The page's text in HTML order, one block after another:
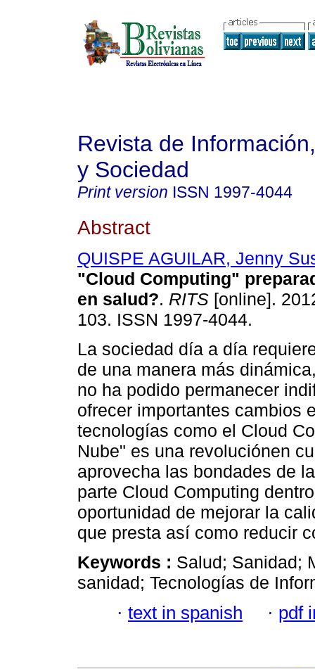
Revista de
y Sociedad
Print version ISSN 1997-4044
Abstract
QUISPE AGUILAR, Jenny
"Cloud Computing"
en salud?. RITS [online].
103. ISSN 1997-4044.
La sociedad día a día
de una manera más
no ha podido permanecer
ofrecer importantes cambios
tecnologías como el Cloud
Nube" es una revoluciónen
aprovecha las bondades de
parte Cloud Computing
oportunidad de mejorar la
que presta así como reducir
Keywords : Salud; Sanidad;
sanidad; Tecnologías de
· text in spanish · pdf